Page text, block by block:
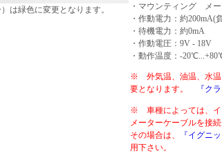
は緑色に変更となります。
・マウンティング メ
・作動電力：約200mA(
・待機電力：約0mA
・作動電圧：9V - 18V
・動作温度：-
※ 外気温、油温、水温
要となります。
『ク
※ 車種によっては、イ
メーターケーブルを接
その場合は、
『イグニ
用下さい。